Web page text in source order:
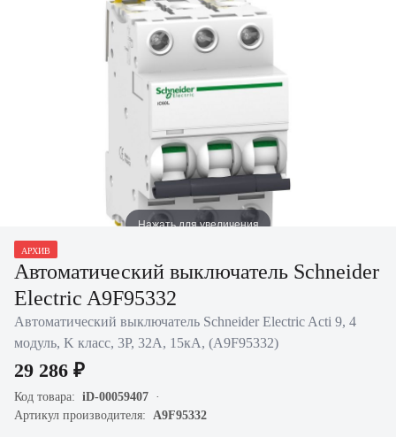
Нажать для увеличения
АРХИВ
Автоматический выключатель Schneider
Electric A9F95332
Автоматический выключатель Schneider Electric Acti 9, 4
модуль, K класс, 3P, 32А, 15кА, (A9F95332)
29 286 ₽
Код товара: iD-00059407
Артикул производителя: A9F95332